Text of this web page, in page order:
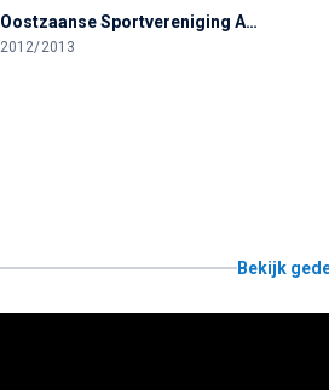
Oostzaanse Sportvereniging Amsterdam
2012/2013
Bekijk